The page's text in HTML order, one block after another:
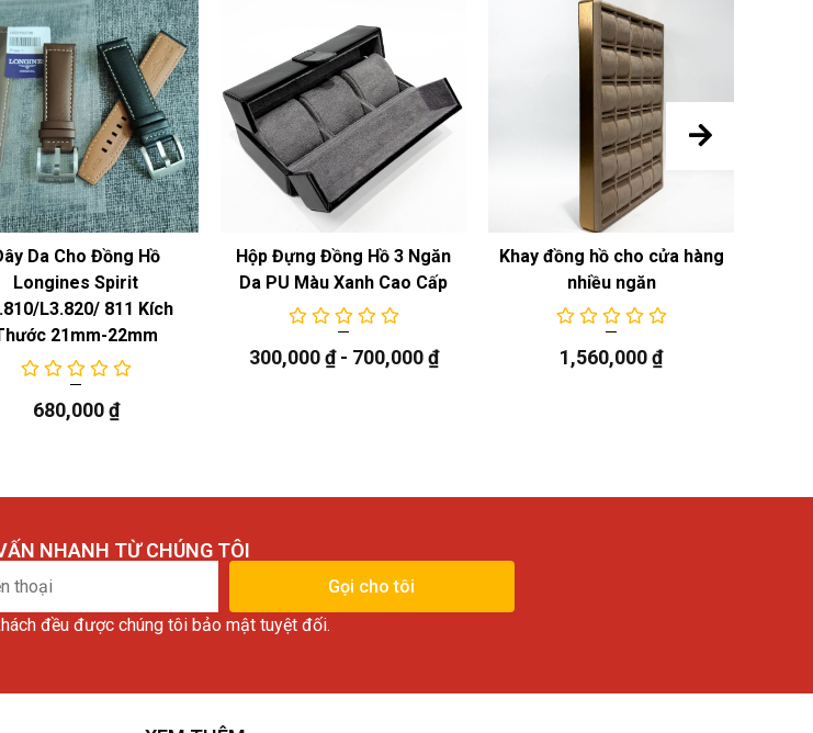
Da Cho Đồng Hồ
Longines Spirit
L3.820/ 811 Kích
21mm-22mm
680,000₫
Hộp Đựng Đồng Hồ 3 Ngăn
Da PU Màu Xanh Cao Cấp
300,000₫- 700,000₫
Khay đồng hồ cho cửa hàng
nhiều ngăn
1,560,000₫
NHANH TỪ CHÚNG TÔI
Gọi cho tôi
đều được chúng tôi bảo mật tuyệt đối.